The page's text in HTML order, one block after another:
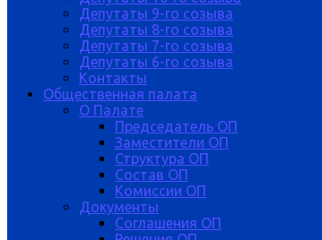
Депутаты 9-го созыва
Депутаты 8-го созыва
Депутаты 7-го созыва
Депутаты 6-го созыва
Контакты
Общественная палата
О Палате
Председатель ОП
Заместители ОП
Структура ОП
Состав ОП
Комиссии ОП
Документы
Соглашения ОП